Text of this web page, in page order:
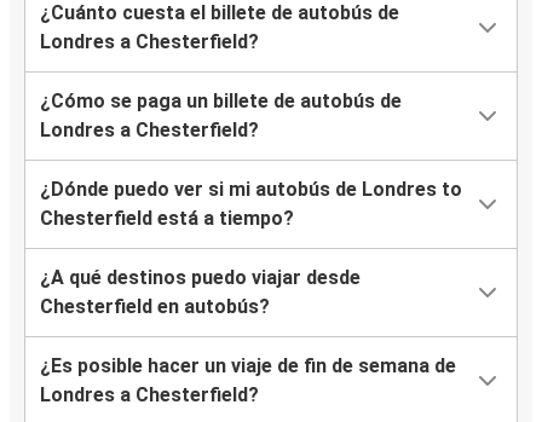
¿Cuánto cuesta el billete de autobús de
Londres a Chesterfield?
¿Cómo se paga un billete de autobús de
Londres a Chesterfield?
¿Dónde puedo ver si mi autobús de Londres to
Chesterfield está a tiempo?
¿A qué destinos puedo viajar desde
Chesterfield en autobús?
¿Es posible hacer un viaje de fin de semana de
Londres a Chesterfield?